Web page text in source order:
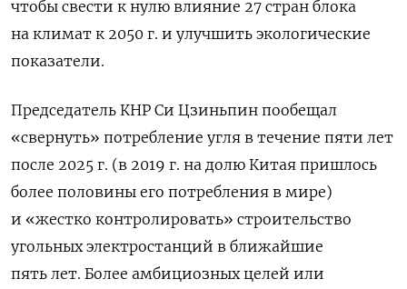
чтобы свести к нулю влияние 27 стран блока
на климат к 2050 г. и улучшить экологические
показатели.
Председатель КНР Си Цзиньпин пообещал
«свернуть» потребление угля в течение пяти лет
после 2025 г. (в 2019 г. на долю Китая пришлось
более половины его потребления в мире)
и «жестко контролировать» строительство
угольных электростанций в ближайшие
пять лет. Более амбициозных целей или